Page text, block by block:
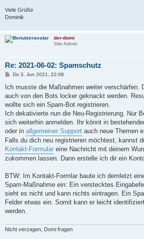
Viele Grüße
Dominik
der-domi
Site Admin
Re: 2021-06-02: Spamschutz
B
i
r
a
Do 3. Jun 2021, 22:08
Ich musste die Maßnahmen weiter verschärfen.
auch von den Bots locker geknackt werden.
wollte sich ein Spam-Bot registrieren.
Ich dekativierte nun die Neu-Registrierung. Nur
sich weiterhin anmelden. Ihr könnt in
oder in allgemeiner Support auch neue Themen
Falls du dich neu registrieren möchtest, kannst
Kontakt-Formular eine Nachricht mit deinem
zukommen lassen. Dann erstelle ich dir ein
BTW: Im Kontakt-Formlar baute ich demletzt
Spam-Maßnahme ein: Ein verstecktes
sieht es nicht und kann nichts eintragen. Ein
Felder etwas ein. Somit kann er leicht
werden.
Nicht verzagen, Domi fragen